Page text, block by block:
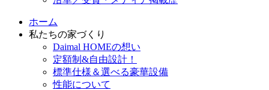
ホーム
私たちの家づくり
Daimal HOMEの想い
定額制&自由設計！
標準仕様＆選べる豪華設備
性能について